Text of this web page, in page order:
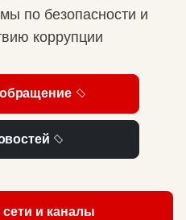
по безопасности и
коррупции
и каналы